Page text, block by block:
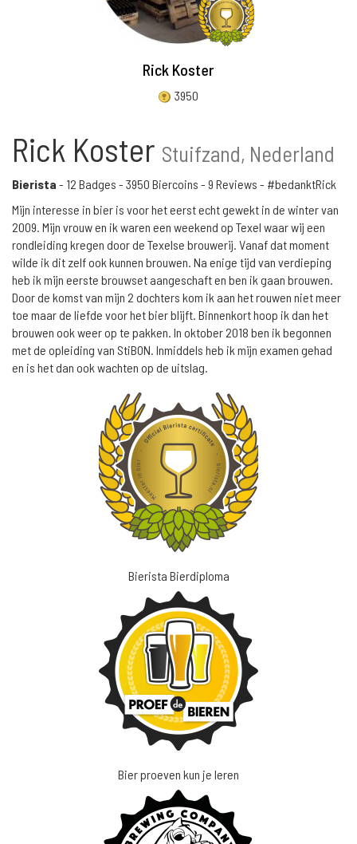
Rick Koster
3950
Rick Koster Stuifzand, Nederland
Bierista - 12 Badges - 3950 Biercoins - 9 Reviews - #bedanktRick
Mijn interesse in bier is voor het eerst echt gewekt in de winter van
2009. Mijn vrouw en ik waren een weekend op Texel waar wij een
rondleiding kregen door de Texelse brouwerij. Vanaf dat moment
wilde ik dit zelf ook kunnen brouwen. Na enige tijd van verdieping
heb ik mijn eerste brouwset aangeschaft en ben ik gaan brouwen.
Door de komst van mijn 2 dochters kom ik aan het rouwen niet meer
toe maar de liefde voor het bier blijft. Binnenkort hoop ik dan het
brouwen ook weer op te pakken. In oktober 2018 ben ik begonnen
met de opleiding van StiBON. Inmiddels heb ik mijn examen gehad
en is het dan ook wachten op de uitslag.
Bierista Bierdiploma
Bier proeven kun je leren